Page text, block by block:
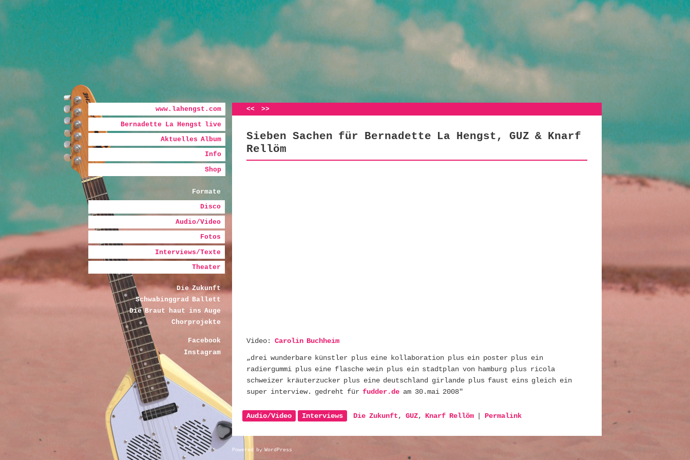
Bernadette
La Hengst
Zum Inhalt wechseln
Zum sekundären Inhalt wechseln
www.lahengst.com
Bernadette La Hengst live
Aktuelles Album
Info
Shop
Formate
Disco
Audio/Video
Fotos
Interviews/Texte
Theater
Die Zukunft
Schwabinggrad Ballett
Die Braut haut ins Auge
Chorprojekte
Facebook
Instagram
Artikelnavigation
<< >>
Sieben Sachen für Bernadette La Hengst, GUZ & Knarf
Rellöm
Video: Carolin Buchheim
„drei wunderbare künstler plus eine kollaboration plus ein poster plus ein
radiergummi plus eine flasche wein plus ein stadtplan von hamburg plus ricola
schweizer kräuterzucker plus eine deutschland girlande plus faust eins gleich ein
super interview. gedreht fürfudder.de am 30.mai 2008″
Audio/Video Interviews Die Zukunft, GUZ, Knarf Rellöm| Permalink
Powered by WordPress